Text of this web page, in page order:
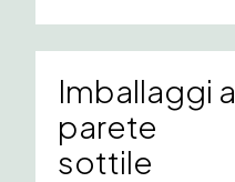
Imballaggi a
parete
sottile